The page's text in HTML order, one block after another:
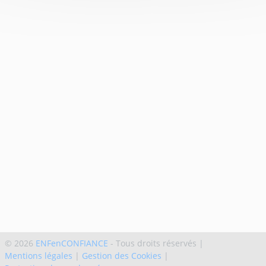
© 2026 ENFenCONFIANCE - Tous droits réservés |
Mentions légales | Gestion des Cookies |